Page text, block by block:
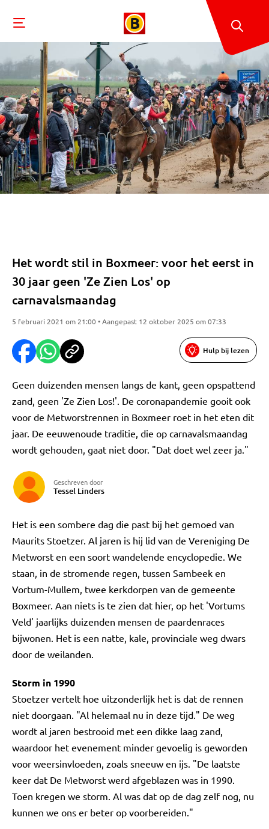
Het wordt stil in Boxmeer: voor het eerst in
30 jaar geen 'Ze Zien Los' op
carnavalsmaandag
5 februari 2021 om 21:00 • Aangepast 12 oktober 2025 om 07:33
Hulp bij lezen
Geen duizenden mensen langs de kant, geen opspattend
zand, geen 'Ze Zien Los!'. De coronapandemie gooit ook
voor de Metworstrennen in Boxmeer roet in het eten dit
jaar. De eeuwenoude traditie, die op carnavalsmaandag
wordt gehouden, gaat niet door. "Dat doet wel zeer ja."
Geschreven door
Tessel Linders
Het is een sombere dag die past bij het gemoed van
Maurits Stoetzer. Al jaren is hij lid van de Vereniging De
Metworst en een soort wandelende encyclopedie. We
staan, in de stromende regen, tussen Sambeek en
Vortum-Mullem, twee kerkdorpen van de gemeente
Boxmeer. Aan niets is te zien dat hier, op het 'Vortums
Veld' jaarlijks duizenden mensen de paardenraces
bijwonen. Het is een natte, kale, provinciale weg dwars
door de weilanden.
Storm in 1990
Stoetzer vertelt hoe uitzonderlijk het is dat de rennen
niet doorgaan. "Al helemaal nu in deze tijd." De weg
wordt al jaren bestrooid met een dikke laag zand,
waardoor het evenement minder gevoelig is geworden
voor weersinvloeden, zoals sneeuw en ijs. "De laatste
keer dat De Metworst werd afgeblazen was in 1990.
Toen kregen we storm. Al was dat op de dag zelf nog, nu
kunnen we ons er beter op voorbereiden."